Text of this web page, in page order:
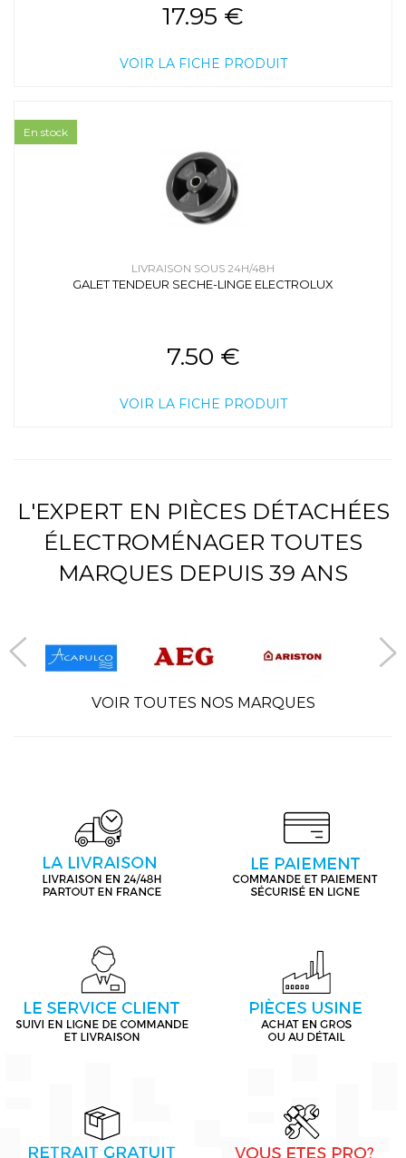
17.95 €
VOIR LA FICHE PRODUIT
LIVRAISON SOUS 24H/48H
GALET TENDEUR SECHE-LINGE ELECTROLUX
7.50 €
VOIR LA FICHE PRODUIT
En stock
L'EXPERT EN PIÈCES DÉTACHÉES
ÉLECTROMÉNAGER TOUTES
MARQUES DEPUIS 39 ANS
VOIR TOUTES NOS MARQUES